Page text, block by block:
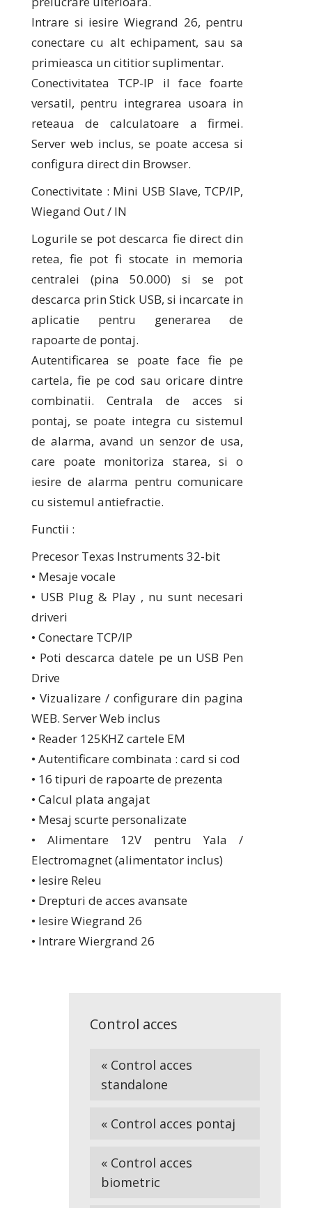
Intrare si iesire Wiegrand 26, pentru
conectare cu alt echipament, sau sa
primieasca un cititior suplimentar.
Conectivitatea TCP-IP il face foarte
versatil, pentru integrarea usoara in
reteaua de calculatoare a firmei.
Server web inclus, se poate accesa si
configura direct din Browser.
Conectivitate : Mini USB Slave, TCP/IP,
Wiegand Out / IN
Logurile se pot descarca fie direct din
retea, fie pot fi stocate in memoria
centralei (pina 50.000) si se pot
descarca prin Stick USB, si incarcate in
aplicatie pentru generarea de
rapoarte de pontaj.
Autentificarea se poate face fie pe
cartela, fie pe cod sau oricare dintre
combinatii. Centrala de acces si
pontaj, se poate integra cu sistemul
de alarma, avand un senzor de usa,
care poate monitoriza starea, si o
iesire de alarma pentru comunicare
cu sistemul antiefractie.
Functii :
Precesor Texas Instruments 32-bit
• Mesaje vocale
• USB Plug & Play , nu sunt necesari
driveri
• Conectare TCP/IP
• Poti descarca datele pe un USB Pen
Drive
• Vizualizare / configurare din pagina
WEB. Server Web inclus
• Reader 125KHZ cartele EM
• Autentificare combinata : card si cod
• 16 tipuri de rapoarte de prezenta
• Calcul plata angajat
• Mesaj scurte personalizate
• Alimentare 12V pentru Yala /
Electromagnet (alimentator inclus)
• Iesire Releu
• Drepturi de acces avansate
• Iesire Wiegrand 26
• Intrare Wiergrand 26
Control acces
« Control acces
standalone
« Control acces pontaj
« Control acces
biometric